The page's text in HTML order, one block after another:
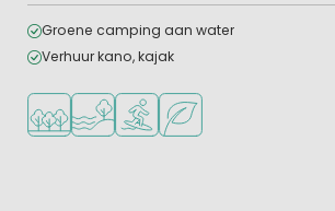
Groene camping aan water
Verhuur kano, kajak
Ligt in een bosrijke omgeving
Ligt bij het water
Watersportfaciliteiten
Groene ligging